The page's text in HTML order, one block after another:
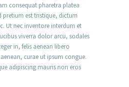
consequat pharetra platea
pretium est tristique, dictum
Ut nec inventore interdum et
viverra dolor arcu, sodales
in, felis aenean libero
curae ut ipsum congue.
adipiscing mauris non eros